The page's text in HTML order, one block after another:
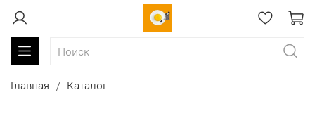
Главная Каталог